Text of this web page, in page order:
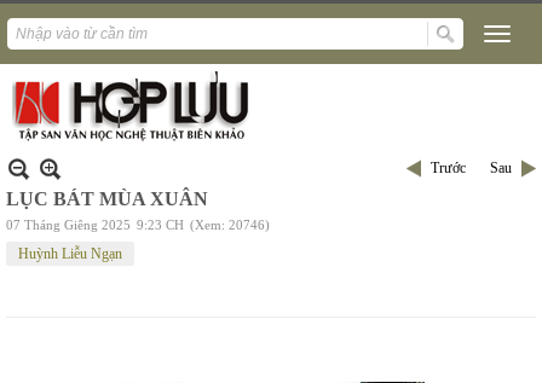
Trước Sau
LỤC BÁT MÙA XUÂN
07 Tháng Giêng 2025 9:23 CH (Xem: 20746)
Huỳnh Liễu Ngạn